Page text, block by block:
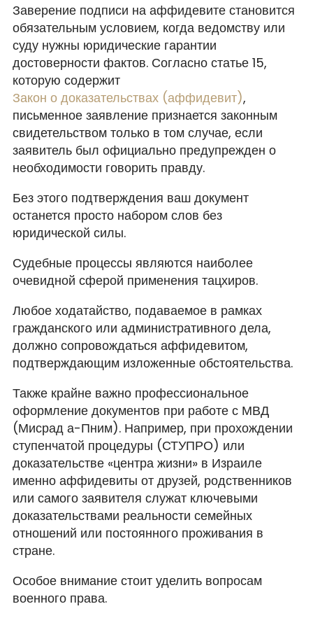
Заверение подписи на аффидевите становится
обязательным условием, когда ведомству или
суду нужны юридические гарантии
достоверности фактов. Согласно статье 15,
которую содержит
Закон о доказательствах (аффидевит),
письменное заявление признается законным
свидетельством только в том случае, если
заявитель был официально предупрежден о
необходимости говорить правду.
Без этого подтверждения ваш документ
останется просто набором слов без
юридической силы.
Судебные процессы являются наиболее
очевидной сферой применения тацхиров.
Любое ходатайство, подаваемое в рамках
гражданского или административного дела,
должно сопровождаться аффидевитом,
подтверждающим изложенные обстоятельства.
Также крайне важно профессиональное
оформление документов при работе с МВД
(Мисрад а-Пним). Например, при прохождении
ступенчатой процедуры (СТУПРО) или
доказательстве «центра жизни» в Израиле
именно аффидевиты от друзей, родственников
или самого заявителя служат ключевыми
доказательствами реальности семейных
отношений или постоянного проживания в
стране.
Особое внимание стоит уделить вопросам
военного права.